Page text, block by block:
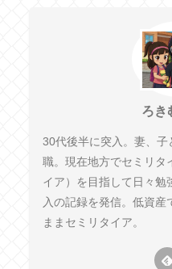
ろき
30代後半に突入。妻、
職。現在地方でセミリタ
イア）を目指して日々勉
入の記録を発信。低資
ままセミリタイア。